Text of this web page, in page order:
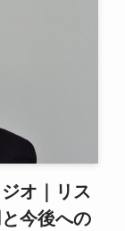
オ｜リス
今後への